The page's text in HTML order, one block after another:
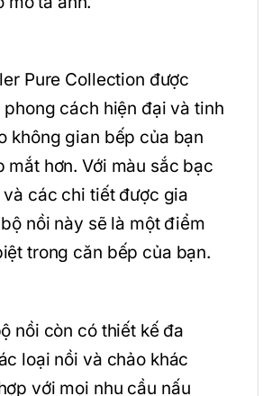
Pure Collection được
cách hiện đại và tinh
không gian bếp của bạn
mắt hơn. Với màu sắc bạc
các chi tiết được gia
nồi này sẽ là một điểm
trong căn bếp của bạn.
nồi còn có thiết kế đa
loại nồi và chảo khác
với mọi nhu cầu nấu